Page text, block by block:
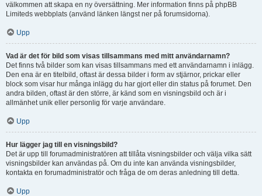
välkommen att skapa en ny översättning. Mer information finns på phpBB
Limiteds webbplats (använd länken längst ner på forumsidorna).
Upp
Vad är det för bild som visas tillsammans med mitt användarnamn?
Det finns två bilder som kan visas tillsammans med ett användarnamn i inlägg.
Den ena är en titelbild, oftast är dessa bilder i form av stjärnor, prickar eller
block som visar hur många inlägg du har gjort eller din status på forumet. Den
andra bilden, oftast är den större, är känd som en visningsbild och är i
allmänhet unik eller personlig för varje användare.
Upp
Hur lägger jag till en visningsbild?
Det är upp till forumadministratören att tillåta visningsbilder och välja vilka sätt
visningsbilder kan användas på. Om du inte kan använda visningsbilder,
kontakta en forumadministratör och fråga de om deras anledning till detta.
Upp